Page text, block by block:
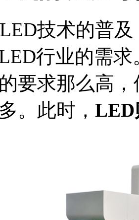
技术的普及
行业的需
要求那么高
。此时， LED